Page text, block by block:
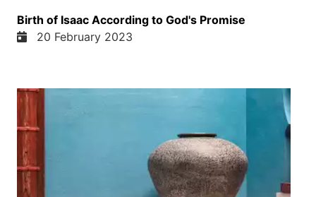
Birth of Isaac According to God's Promise
20 February 2023